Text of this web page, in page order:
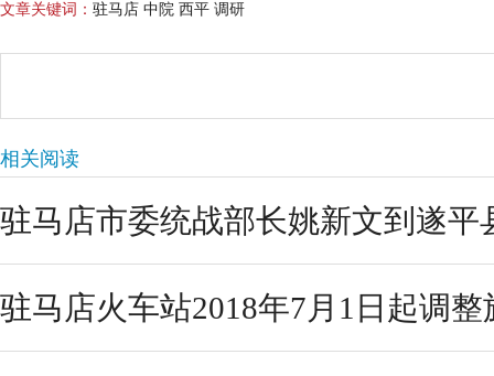
文章关键词： 驻马店 中院 西平 调研
相关阅读
驻马店市委统战部长姚新文到遂平
驻马店火车站2018年7月1日起调